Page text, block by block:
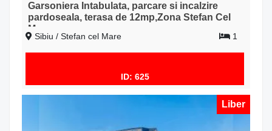
Garsoniera Intabulata, parcare si incalzire
pardoseala, terasa de 12mp,Zona Stefan Cel
Mare
Sibiu / Stefan cel Mare 1
ID: 625
Liber